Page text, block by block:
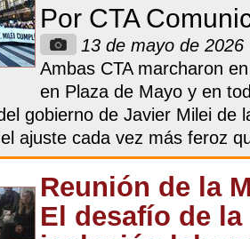
Por CTA
13 de mayo de 2026
Ambas CTA marcharon
en Plaza de Mayo y en
gobierno de Javier Milei de
ajuste cada vez más feroz
Reunión de la
El desafío de